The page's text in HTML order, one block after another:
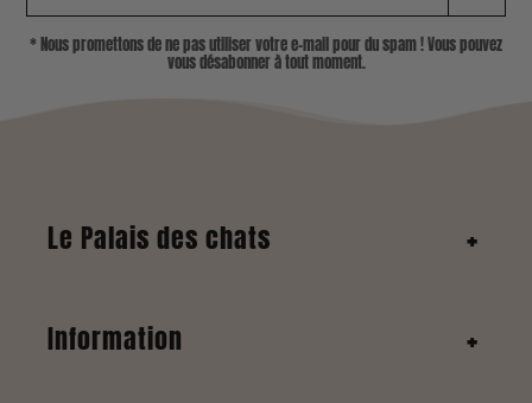
* Nous promettons de ne pas utiliser votre e-mail pour du spam ! Vous pouvez
vous désabonner à tout moment.
Le Palais des chats
Information